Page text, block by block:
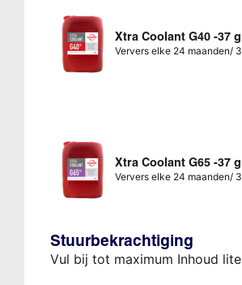
Xtra Coolant G40 -37
Ververs elke 24 maanden/
Xtra Coolant G65 -37
Ververs elke 24 maanden/
Stuurbekrachtiging
Vul bij tot maximum Inhoud